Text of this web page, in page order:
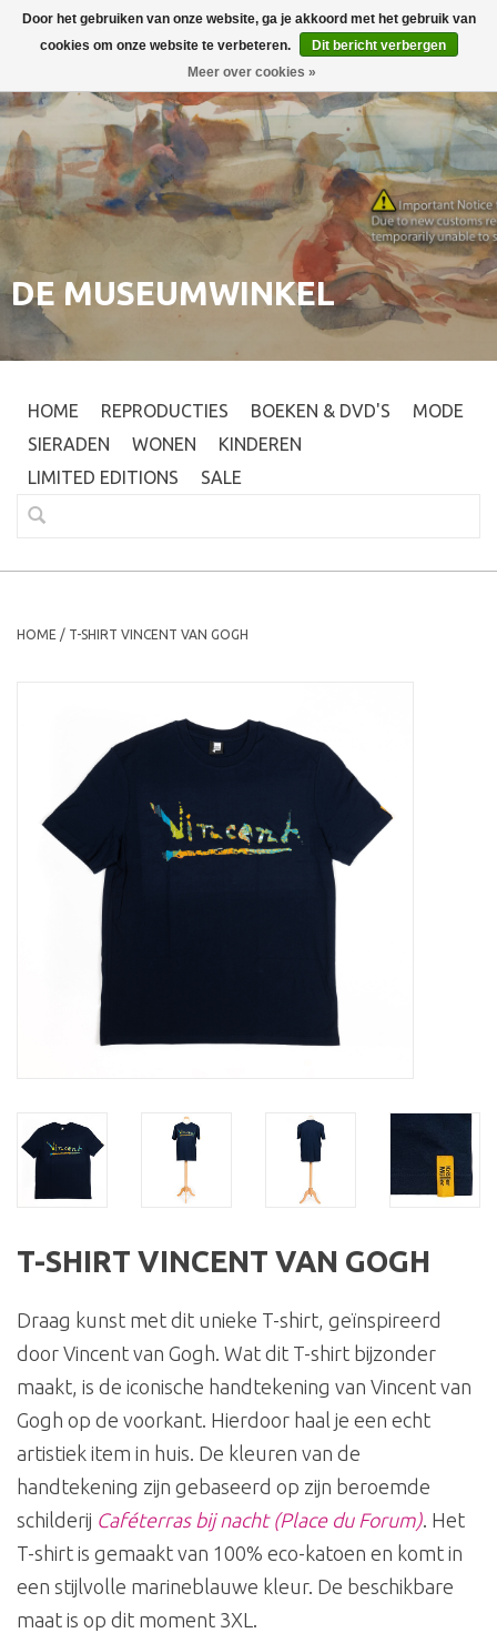
Inloggen 0
DE MUSEUMWINKEL
HOME REPRODUCTIES BOEKEN & DVD'S
MODE
SIERADEN
WONEN
KINDEREN
LIMITED EDITIONS
SALE
HOME / T-SHIRT VINCENT VAN GOGH
T-SHIRT VINCENT VAN GOGH
Draag kunst met dit unieke T-shirt, geïnspireerd
door Vincent van Gogh. Wat dit T-shirt bijzonder
maakt, is de iconische handtekening van Vincent van
Gogh op de voorkant. Hierdoor haal je een echt
artistiek item in huis. De kleuren van de
handtekening zijn gebaseerd op zijn beroemde
schilderij Caféterras bij nacht (Place du Forum). Het
T-shirt is gemaakt van 100% eco-katoen en komt in
een stijlvolle marineblauwe kleur. De beschikbare
maat is op dit moment 3XL.
Door het gebruiken van onze website, ga je akkoord met het gebruik van
cookies om onze website te verbeteren.
Dit bericht verbergen
Meer over cookies »